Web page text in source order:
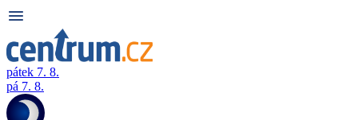
pátek 7. 8.
pá 7. 8.